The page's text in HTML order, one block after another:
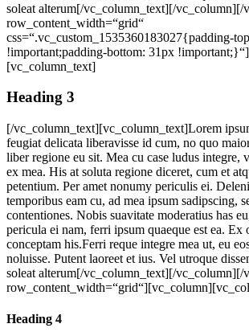
soleat alterum[/vc_column_text][/
row_content_width=“grid“
css=“.vc_custom_1535360183027{padding-
!important;padding-bottom: 31px
[vc_column_text]
Heading 3
[/vc_column_text][vc_column_text]Lorem
feugiat delicata liberavisse id cum, no quo
liber regione eu sit. Mea cu case ludus integre,
ex mea. His at soluta regione diceret, cum et
petentium. Per amet nonumy periculis ei.
temporibus eam cu, ad mea ipsum sadipscing,
contentiones. Nobis suavitate moderatius has
pericula ei nam, ferri ipsum quaeque est ea. Ex
conceptam his.Ferri reque integre mea ut, eu
noluisse. Putent laoreet et ius. Vel utroque
soleat alterum[/vc_column_text][/
Heading 4